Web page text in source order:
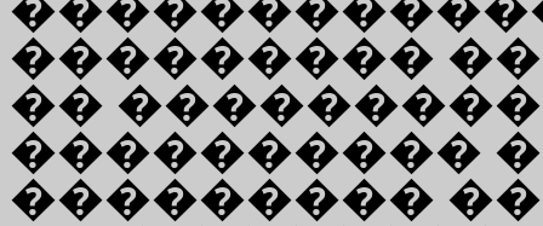
���������
��
����������
���������